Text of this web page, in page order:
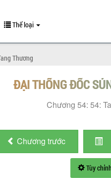
Thể loại
Thương
ĐẠI THỐNG ĐỐC
Chương 54: 54:
Chương trước
Tùy chỉnh